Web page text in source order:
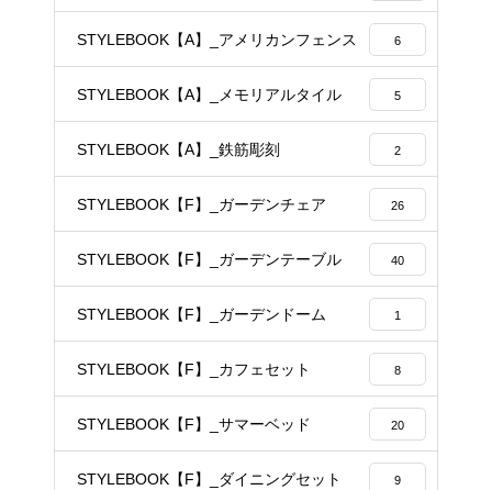
STYLEBOOK【A】_アメリカンフェンス 6
STYLEBOOK【A】_メモリアルタイル 5
STYLEBOOK【A】_鉄筋彫刻 2
STYLEBOOK【F】_ガーデンチェア 26
STYLEBOOK【F】_ガーデンテーブル 40
STYLEBOOK【F】_ガーデンドーム 1
STYLEBOOK【F】_カフェセット 8
STYLEBOOK【F】_サマーベッド 20
STYLEBOOK【F】_ダイニングセット 9